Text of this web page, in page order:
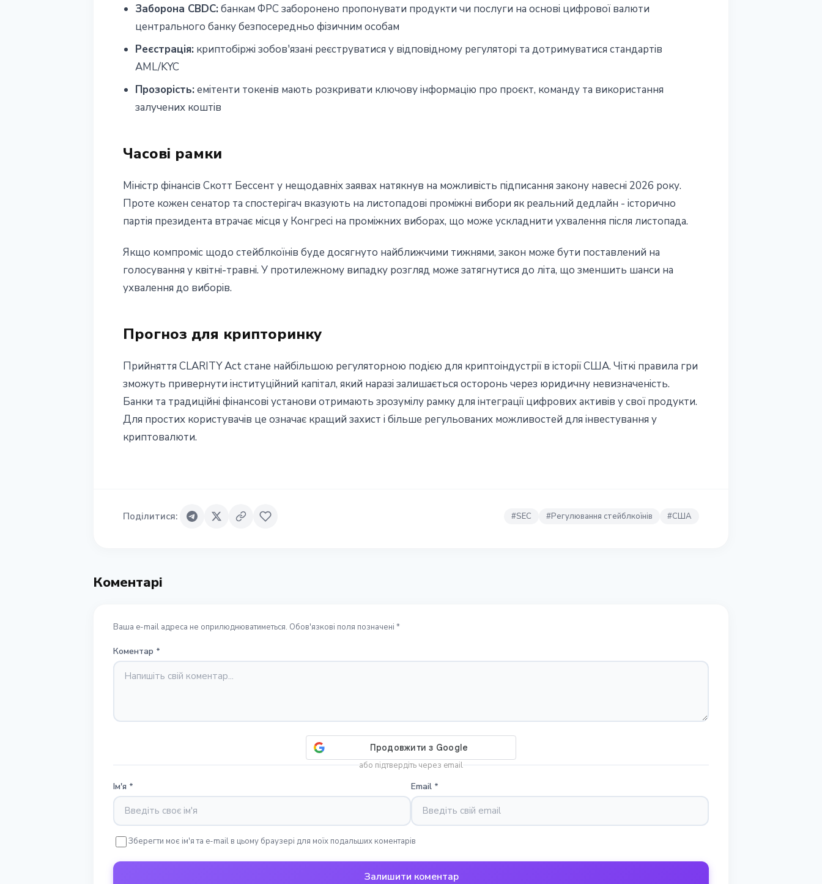
Заборона CBDC:банкам ФРС заборонено пропонувати продукти чи послуги на основі цифрової валюти
центрального банку безпосередньо фізичним особам
Реєстрація: криптобіржі зобов'язані реєструватися у відповідному регуляторі та дотримуватися стандартів
AML/KYC
Прозорість:емітенти токенів мають розкривати ключову інформацію про проєкт, команду та використання
залучених коштів
Часові рамки
Міністр фінансів Скотт Бессент у нещодавніх заявах натякнув на можливість підписання закону навесні 2026 року.
Проте кожен сенатор та спостерігач вказують на листопадові проміжні вибори як реальний дедлайн - історично
партія президента втрачає місця у Конгресі на проміжних виборах, що може ускладнити ухвалення після листопада.
Якщо компроміс щодо стейблкоїнів буде досягнуто найближчими тижнями, закон може бути поставлений на
голосування у квітні-травні. У протилежному випадку розгляд може затягнутися до літа, що зменшить шанси на
ухвалення до виборів.
Прогноз для крипторинку
Прийняття CLARITY Act стане найбільшою регуляторною подією для криптоіндустрії в історії США. Чіткі правила гри
зможуть привернути інституційний капітал, який наразі залишається осторонь через юридичну невизначеність.
Банки та традиційні фінансові установи отримають зрозумілу рамку для інтеграції цифрових активів у свої продукти.
Для простих користувачів це означає кращий захист і більше регульованих можливостей для інвестування у
криптовалюти.
Поділитися: #SEC #Регулювання стейблкоїнів #США
Коментарі
Ваша e-mail адреса не оприлюднюватиметься. Обов'язкові поля позначені *
Коментар *
або підтвердіть через email
Ім'я * Email *
Зберегти моє ім'я та e-mail в цьому браузері для моїх подальших коментарів
Залишити коментар